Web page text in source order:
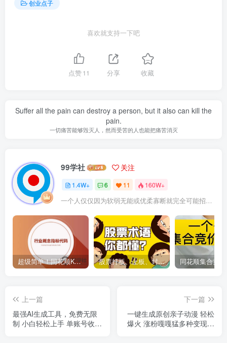
创业点子
喜欢就支持一下吧
点赞11 分享 收藏
Suffer all the pain can destroy a person, but it also can kill the
pain.
一切痛苦能够毁灭人，然而受苦的人也能把痛苦消灭
99学社 关注
1.4W+ 6 11 160W+
一个人仅仅因为软弱无能或优柔寡断就完全可能招致痛苦
超级简单！同花顺K线界面显示行业概念指标代码图解 股票打板、上板、封板、翘板、炸板是什么意思？炒股你必须懂的暗语！
上一篇
最强AI生成工具，免费无限
制 小白轻松上手 单账号收益
下一篇
一键生成原创亲子动漫 轻松
爆火 涨粉嘎嘎猛多种变现方